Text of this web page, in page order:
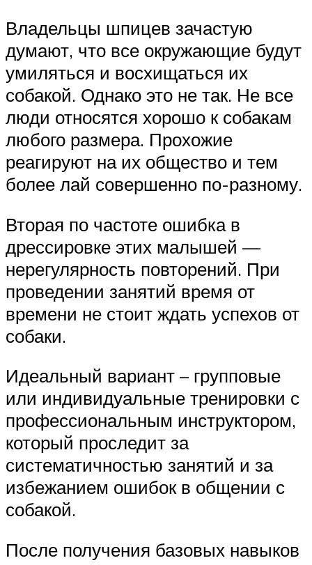
Владельцы шпицев зачастую
думают, что все окружающие будут
умиляться и восхищаться их
собакой. Однако это не так. Не все
люди относятся хорошо к собакам
любого размера. Прохожие
реагируют на их общество и тем
более лай совершенно по-разному.
Вторая по частоте ошибка в
дрессировке этих малышей —
нерегулярность повторений. При
проведении занятий время от
времени не стоит ждать успехов от
собаки.
Идеальный вариант – групповые
или индивидуальные тренировки с
профессиональным инструктором,
который проследит за
систематичностью занятий и за
избежанием ошибок в общении с
собакой.
После получения базовых навыков